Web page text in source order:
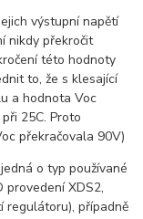
výstupní napětí
nikdy překročit
této hodnoty
to, že s klesající
a hodnota Voc
25C. Proto
překračovala 90V)
o typ používané
provedení XDS2,
regulátoru), případně